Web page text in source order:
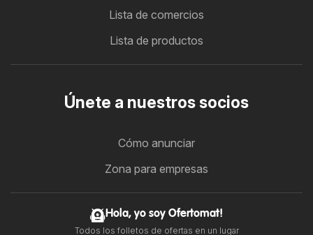
Lista de comercios
Lista de productos
Únete a nuestros socios
Cómo anunciar
Zona para empresas
Hola, yo soy Ofertomat!
Todos los folletos de ofertas en un lugar